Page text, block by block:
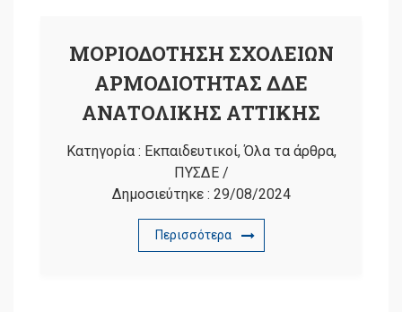
ΜΟΡΙΟΔΟΤΗΣΗ ΣΧΟΛΕΙΩΝ
ΑΡΜΟΔΙΟΤΗΤΑΣ ΔΔΕ
ΑΝΑΤΟΛΙΚΗΣ ΑΤΤΙΚΗΣ
Κατηγορία : Εκπαιδευτικοί,Όλα τα άρθρα,
ΠΥΣΔΕ/
Δημοσιεύτηκε : 29/08/2024
Περισσότερα